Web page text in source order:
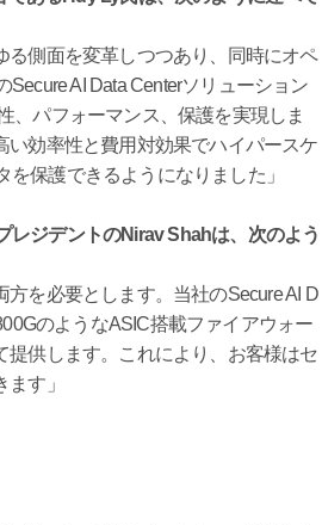
る側面を変革しつつあり、同時にオペ
AI Data Centerソリューション
、パフォーマンス、保護を実現しま
効率性と費用対効果でハイパースケ
保護できるようになりました」
レジデントのNirav Shahは、次のよう
を必要とします。当社のSecure AI D
のようなASIC搭載ファイアウォー
提供します。これにより、お客様はセ
す」